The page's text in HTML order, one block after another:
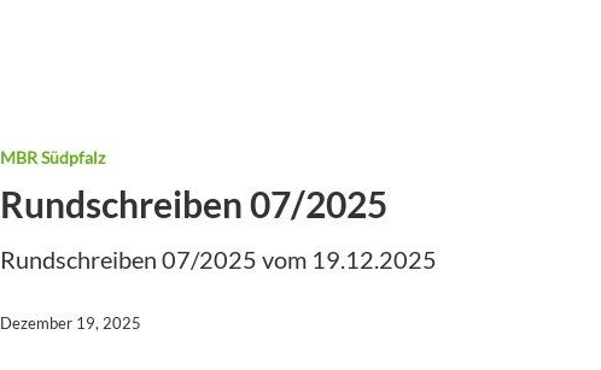
MBR Südpfalz
Rundschreiben 07/2025
Rundschreiben 07/2025 vom 19.12.2025
Dezember 19, 2025